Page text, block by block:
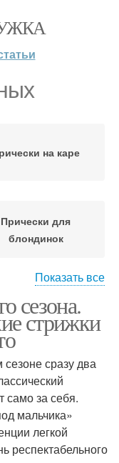
на каре
Прически для
блондинок
прическа
с челкой
Показать все
сезона.
стрижки
сезоне сразу два
само за себя.
мальчика»
легкой
респектабельного